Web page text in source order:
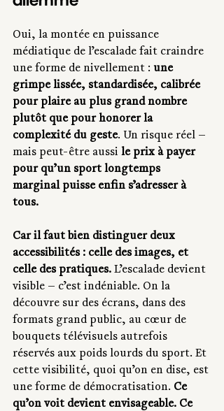
Oui, la montée en puissance
médiatique de l’escalade fait craindre
une forme de nivellement : une
grimpe lissée, standardisée, calibrée
pour plaire au plus grand nombre
plutôt que pour honorer la
complexité du geste. Un risque réel —
mais peut-être aussi le prix à payer
pour qu’un sport longtemps
marginal puisse enfin s’adresser à
tous.
Car il faut bien distinguer deux
accessibilités : celle des images, et
celle des pratiques. L’escalade devient
visible — c’est indéniable. On la
découvre sur des écrans, dans des
formats grand public, au cœur de
bouquets télévisuels autrefois
réservés aux poids lourds du sport. Et
cette visibilité, quoi qu’on en dise, est
une forme de démocratisation. Ce
qu’on voit devient envisageable. Ce